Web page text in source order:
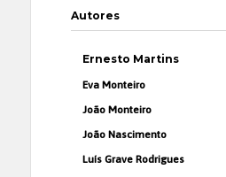
Autores
Ernesto Martins
Eva Monteiro
João Monteiro
João Nascimento
Luís Grave Rodrigues